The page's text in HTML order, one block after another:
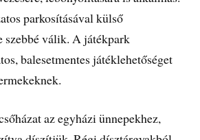
parkosításával külső
szebbé válik. A játékpark
balesetmentes játéklehetőséget
az egyházi ünnepekhez,